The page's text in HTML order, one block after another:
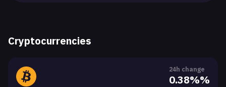
Cryptocurrencies
24h change
0.38%%